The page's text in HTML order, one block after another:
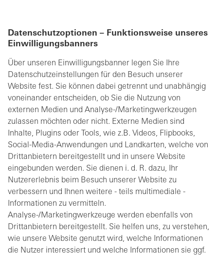
Datenschutzoptionen – Funktionsweise unseres
Einwilligungsbanners
Über unseren Einwilligungsbanner legen Sie Ihre
Datenschutzeinstellungen für den Besuch unserer
Website fest. Sie können dabei getrennt und unabhängig
voneinander entscheiden, ob Sie die Nutzung von
externen Medien und Analyse-/Marketingwerkzeugen
zulassen möchten oder nicht. Externe Medien sind
Inhalte, Plugins oder Tools, wie z.B. Videos, Flipbooks,
Social-Media-Anwendungen und Landkarten, welche von
Drittanbietern bereitgestellt und in unsere Website
eingebunden werden. Sie dienen i. d. R. dazu, Ihr
Nutzererlebnis beim Besuch unserer Website zu
verbessern und Ihnen weitere - teils multimediale -
Informationen zu vermitteln.
Analyse-/Marketingwerkzeuge werden ebenfalls von
Drittanbietern bereitgestellt. Sie helfen uns, zu verstehen,
wie unsere Website genutzt wird, welche Informationen
die Nutzer interessiert und welche Informationen sie ggf.